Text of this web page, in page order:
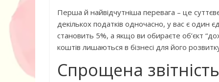
Перша й найвідчутніша перевага – це
декількох податків одночасно, у вас є один
становить 5%, а якщо ви обираєте об’єкт
коштів лишаються в бізнесі для його
Спрощена звітність
Дитячий
майданчик